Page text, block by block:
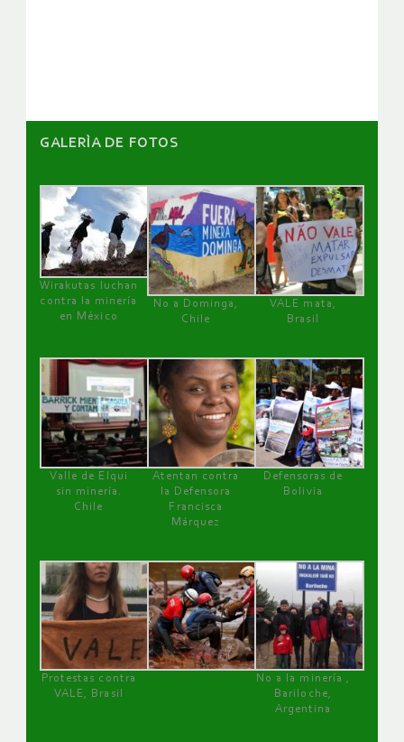
GALERÌA DE FOTOS
Wirakutas luchan
contra la minería
en México
No a Dominga,
Chile
VALE mata,
Brasil
Valle de Elqui
sin minería.
Chile
Atentan contra
la Defensora
Francisca
Márquez
Defensoras de
Bolivia
Protestas contra
VALE, Brasil
No a la minería ,
Bariloche,
Argentina